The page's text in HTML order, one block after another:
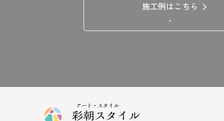
施工例はこちら
.